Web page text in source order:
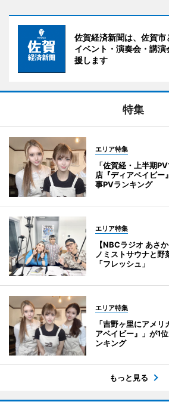
佐賀経済新聞は、佐賀市
イベント・演奏会・講
援します
特集
エリア特集
「佐賀経・上半期
店『ディアベイビ
事PVランキング
エリア特集
【NBCラジオ あさ
ノミストサウナと野
「フレッシュ」
エリア特集
「吉野ヶ里にアメ
アベイビー』」が1
ンキング
もっと見る